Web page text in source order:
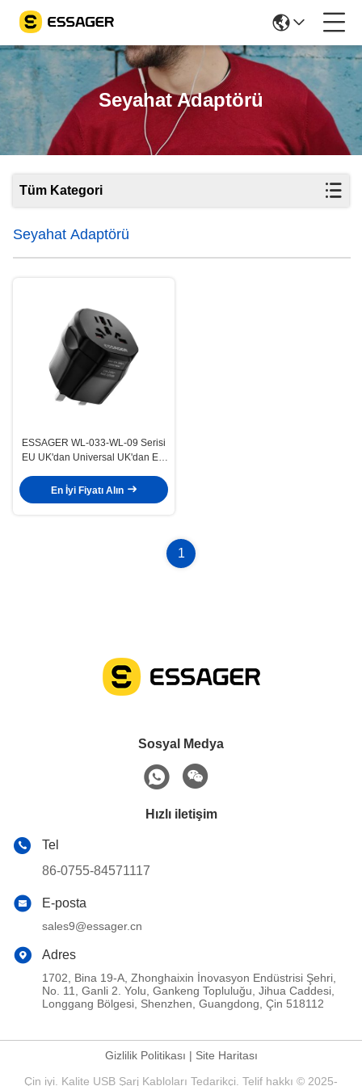
Seyahat Adaptörü
Tüm Kategori
Seyahat Adaptörü
ESSAGER WL-033-WL-09 Serisi
EU UK'dan Universal UK'dan EU
En İyi Fiyatı Alın
1
Sosyal Medya
Hızlı iletişim
Tel
86-0755-84571117
E-posta
sales9@essager.cn
Adres
1702, Bina 19-A, Zhonghaixin İnovasyon Endüstrisi Şehri,
No. 11, Ganli 2. Yolu, Gankeng Topluluğu, Jihua Caddesi,
Longgang Bölgesi, Shenzhen, Guangdong, Çin 518112
Gizlilik Politikası | Site Haritası
Çin iyi. Kalite USB Şarj Kabloları Tedarikçi. Telif hakkı © 2025-